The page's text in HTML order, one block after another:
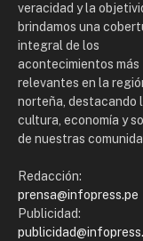
veracidad y la
brindamos una
integral de los
acontecimientos más
relevantes en la
norteña, destacando
cultura, economía y
de nuestras
Redacción:
prensa@infopress.pe
Publicidad: